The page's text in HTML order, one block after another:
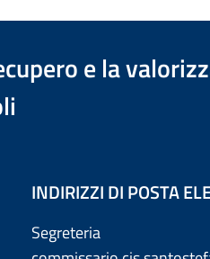
e la
INDIRIZZI DI POSTA
Segreteria